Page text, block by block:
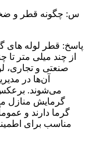
س: چگونه قطر و
پاسخ: قطر لوله های
از چند میلی متر
صنعتی و تجاری،
آن‌ها در
می‌شوند.
گرمایش منازل
گرما دارند و
مناسب برای